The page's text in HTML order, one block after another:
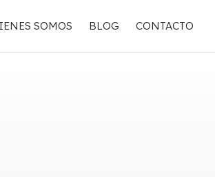
SOMOS BLOG CONTACTO